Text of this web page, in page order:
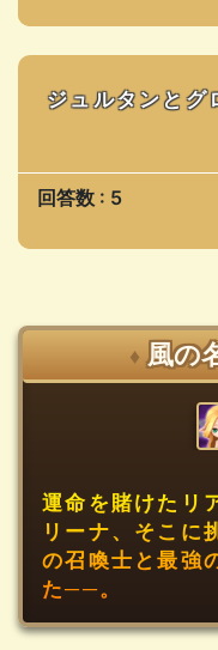
ジュルタンとグ
回答数 : 5
♦ 風の
運命を賭けたリ
リーナ、そこに
の召喚士と最強
た──。